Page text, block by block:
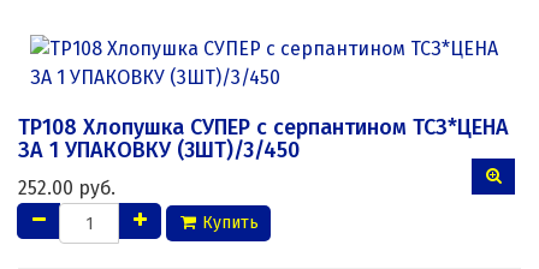
ТР108 Хлопушка СУПЕР с серпантином ТСЗ*ЦЕНА
ЗА 1 УПАКОВКУ (3ШТ)/3/450
252.00 руб.
Купить